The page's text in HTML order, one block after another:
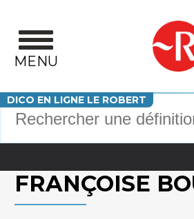
MENU
DICO EN LIGNE LE ROBERT
Votre recherche
FRANÇOISE